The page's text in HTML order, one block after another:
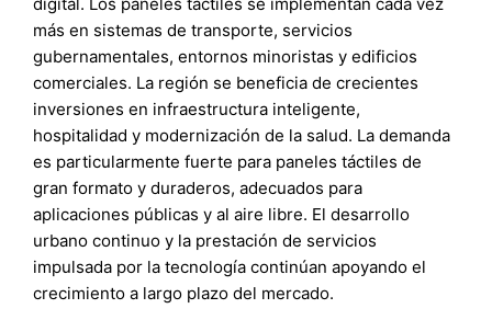
más en sistemas de transporte, servicios
gubernamentales, entornos minoristas y edificios
comerciales. La región se beneficia de crecientes
inversiones en infraestructura inteligente,
hospitalidad y modernización de la salud. La demanda
es particularmente fuerte para paneles táctiles de
gran formato y duraderos, adecuados para
aplicaciones públicas y al aire libre. El desarrollo
urbano continuo y la prestación de servicios
impulsada por la tecnología continúan apoyando el
crecimiento a largo plazo del mercado.